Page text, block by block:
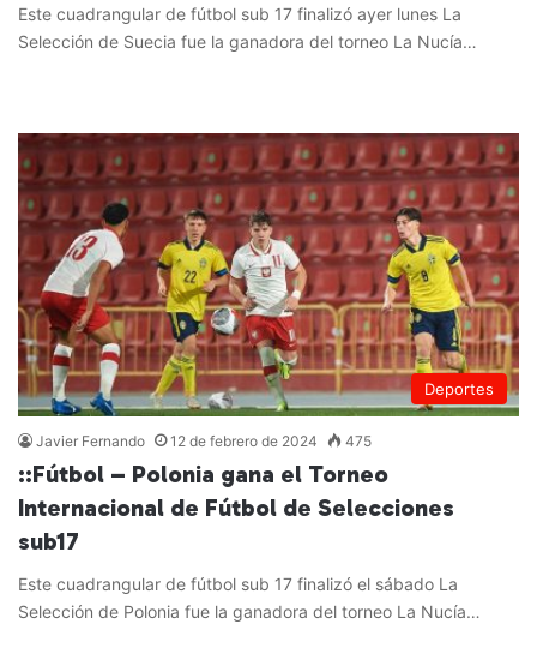
Este cuadrangular de fútbol sub 17 finalizó ayer lunes La
Selección de Suecia fue la ganadora del torneo La Nucía…
Deportes
Javier Fernando 12 de febrero de 2024 475
::Fútbol – Polonia gana el Torneo
Internacional de Fútbol de Selecciones
sub17
Este cuadrangular de fútbol sub 17 finalizó el sábado La
Selección de Polonia fue la ganadora del torneo La Nucía…